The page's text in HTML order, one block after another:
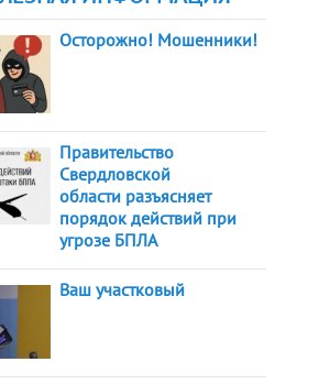
Осторожно! Мошенники!
Правительство
Свердловской
области разъясняет
порядок действий при
угрозе БПЛА
Ваш участковый